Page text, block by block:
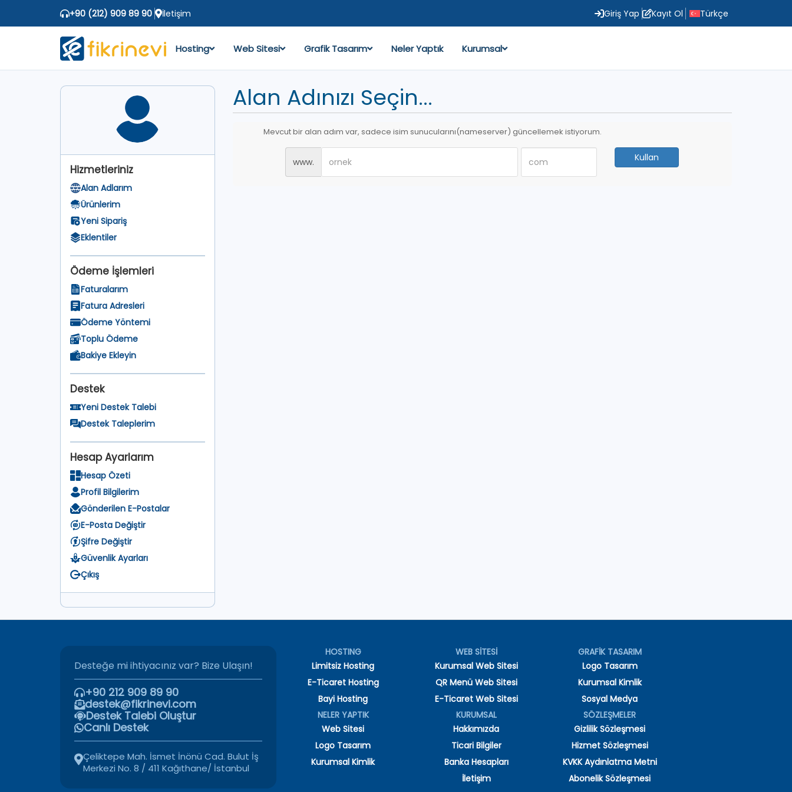
+90 (212) 909 89 90 İletişim Giriş Yap Kayıt Ol Türkçe
Hosting Web Sitesi Grafik Tasarım Neler Yaptık Kurumsal
Hizmetleriniz
Alan Adlarım
Ürünlerim
Yeni Sipariş
Eklentiler
Ödeme İşlemleri
Faturalarım
Fatura Adresleri
Ödeme Yöntemi
Toplu Ödeme
Bakiye Ekleyin
Destek
Yeni Destek Talebi
Destek Taleplerim
Hesap Ayarlarım
Hesap Özeti
Profil Bilgilerim
Gönderilen E-Postalar
E-Posta Değiştir
Şifre Değiştir
Güvenlik Ayarları
Çıkış
Alan Adınızı Seçin...
Mevcut bir alan adım var, sadece isim sunucularını(nameserver) güncellemek istiyorum.
www. Kullan
Desteğe mi ihtiyacınız var? Bize Ulaşın!
+90 212 909 89 90
destek@fikrinevi.com
Destek Talebi Oluştur
Canlı Destek
Çeliktepe Mah. İsmet İnönü Cad. Bulut İş
Merkezi No. 8 / 411 Kağıthane/ İstanbul
HOSTING
Limitsiz Hosting
E-Ticaret Hosting
Bayi Hosting
WEB SİTESİ
Kurumsal Web Sitesi
QR Menü Web Sitesi
E-Ticaret Web Sitesi
GRAFİK TASARIM
Logo Tasarım
Kurumsal Kimlik
Sosyal Medya
NELER YAPTIK
Web Sitesi
Logo Tasarım
Kurumsal Kimlik
KURUMSAL
Hakkımızda
Ticari Bilgiler
Banka Hesapları
İletişim
SÖZLEŞMELER
Gizlilik Sözleşmesi
Hizmet Sözleşmesi
KVKK Aydınlatma Metni
Abonelik Sözleşmesi